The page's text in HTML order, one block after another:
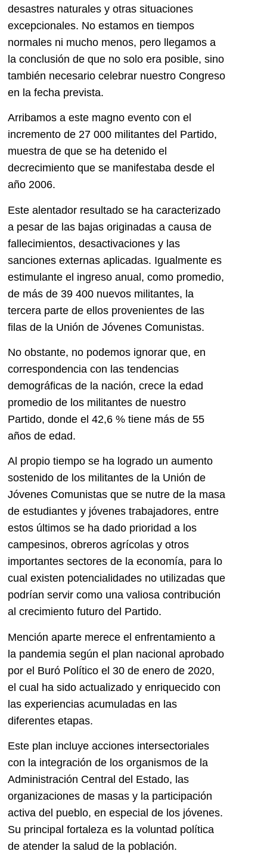
desastres naturales y otras situaciones
excepcionales. No estamos en tiempos
normales ni mucho menos, pero llegamos a
la conclusión de que no solo era posible, sino
también necesario celebrar nuestro Congreso
en la fecha prevista.
Arribamos a este magno evento con el
incremento de 27 000 militantes del Partido,
muestra de que se ha detenido el
decrecimiento que se manifestaba desde el
año 2006.
Este alentador resultado se ha caracterizado
a pesar de las bajas originadas a causa de
fallecimientos, desactivaciones y las
sanciones externas aplicadas. Igualmente es
estimulante el ingreso anual, como promedio,
de más de 39 400 nuevos militantes, la
tercera parte de ellos provenientes de las
filas de la Unión de Jóvenes Comunistas.
No obstante, no podemos ignorar que, en
correspondencia con las tendencias
demográficas de la nación, crece la edad
promedio de los militantes de nuestro
Partido, donde el 42,6 % tiene más de 55
años de edad.
Al propio tiempo se ha logrado un aumento
sostenido de los militantes de la Unión de
Jóvenes Comunistas que se nutre de la masa
de estudiantes y jóvenes trabajadores, entre
estos últimos se ha dado prioridad a los
campesinos, obreros agrícolas y otros
importantes sectores de la economía, para lo
cual existen potencialidades no utilizadas que
podrían servir como una valiosa contribución
al crecimiento futuro del Partido.
Mención aparte merece el enfrentamiento a
la pandemia según el plan nacional aprobado
por el Buró Político el 30 de enero de 2020,
el cual ha sido actualizado y enriquecido con
las experiencias acumuladas en las
diferentes etapas.
Este plan incluye acciones intersectoriales
con la integración de los organismos de la
Administración Central del Estado, las
organizaciones de masas y la participación
activa del pueblo, en especial de los jóvenes.
Su principal fortaleza es la voluntad política
de atender la salud de la población.